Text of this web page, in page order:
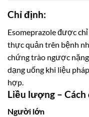
Chỉ định:
Esomeprazole được
thực quản trên bệnh
chứng trào ngược
dạng uống khi liệu
hợp.
Liều lượng – Cách
Người lớn